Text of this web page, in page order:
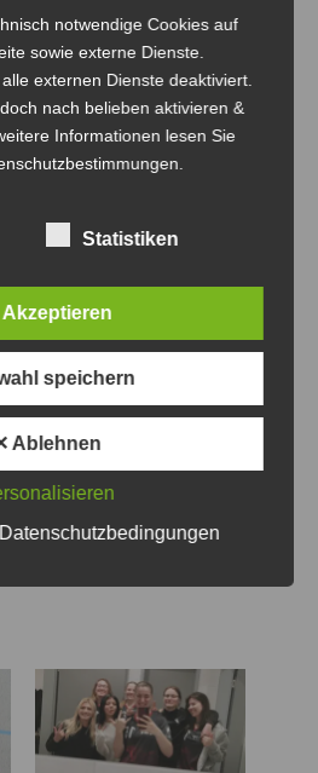
VIEWED 82
notwendige Cookies auf
sowie externe Dienste.
externen Dienste deaktiviert.
nach belieben aktivieren &
Informationen lesen Sie
Statistiken
speichern
Ablehnen
Datenschutzbedingungen